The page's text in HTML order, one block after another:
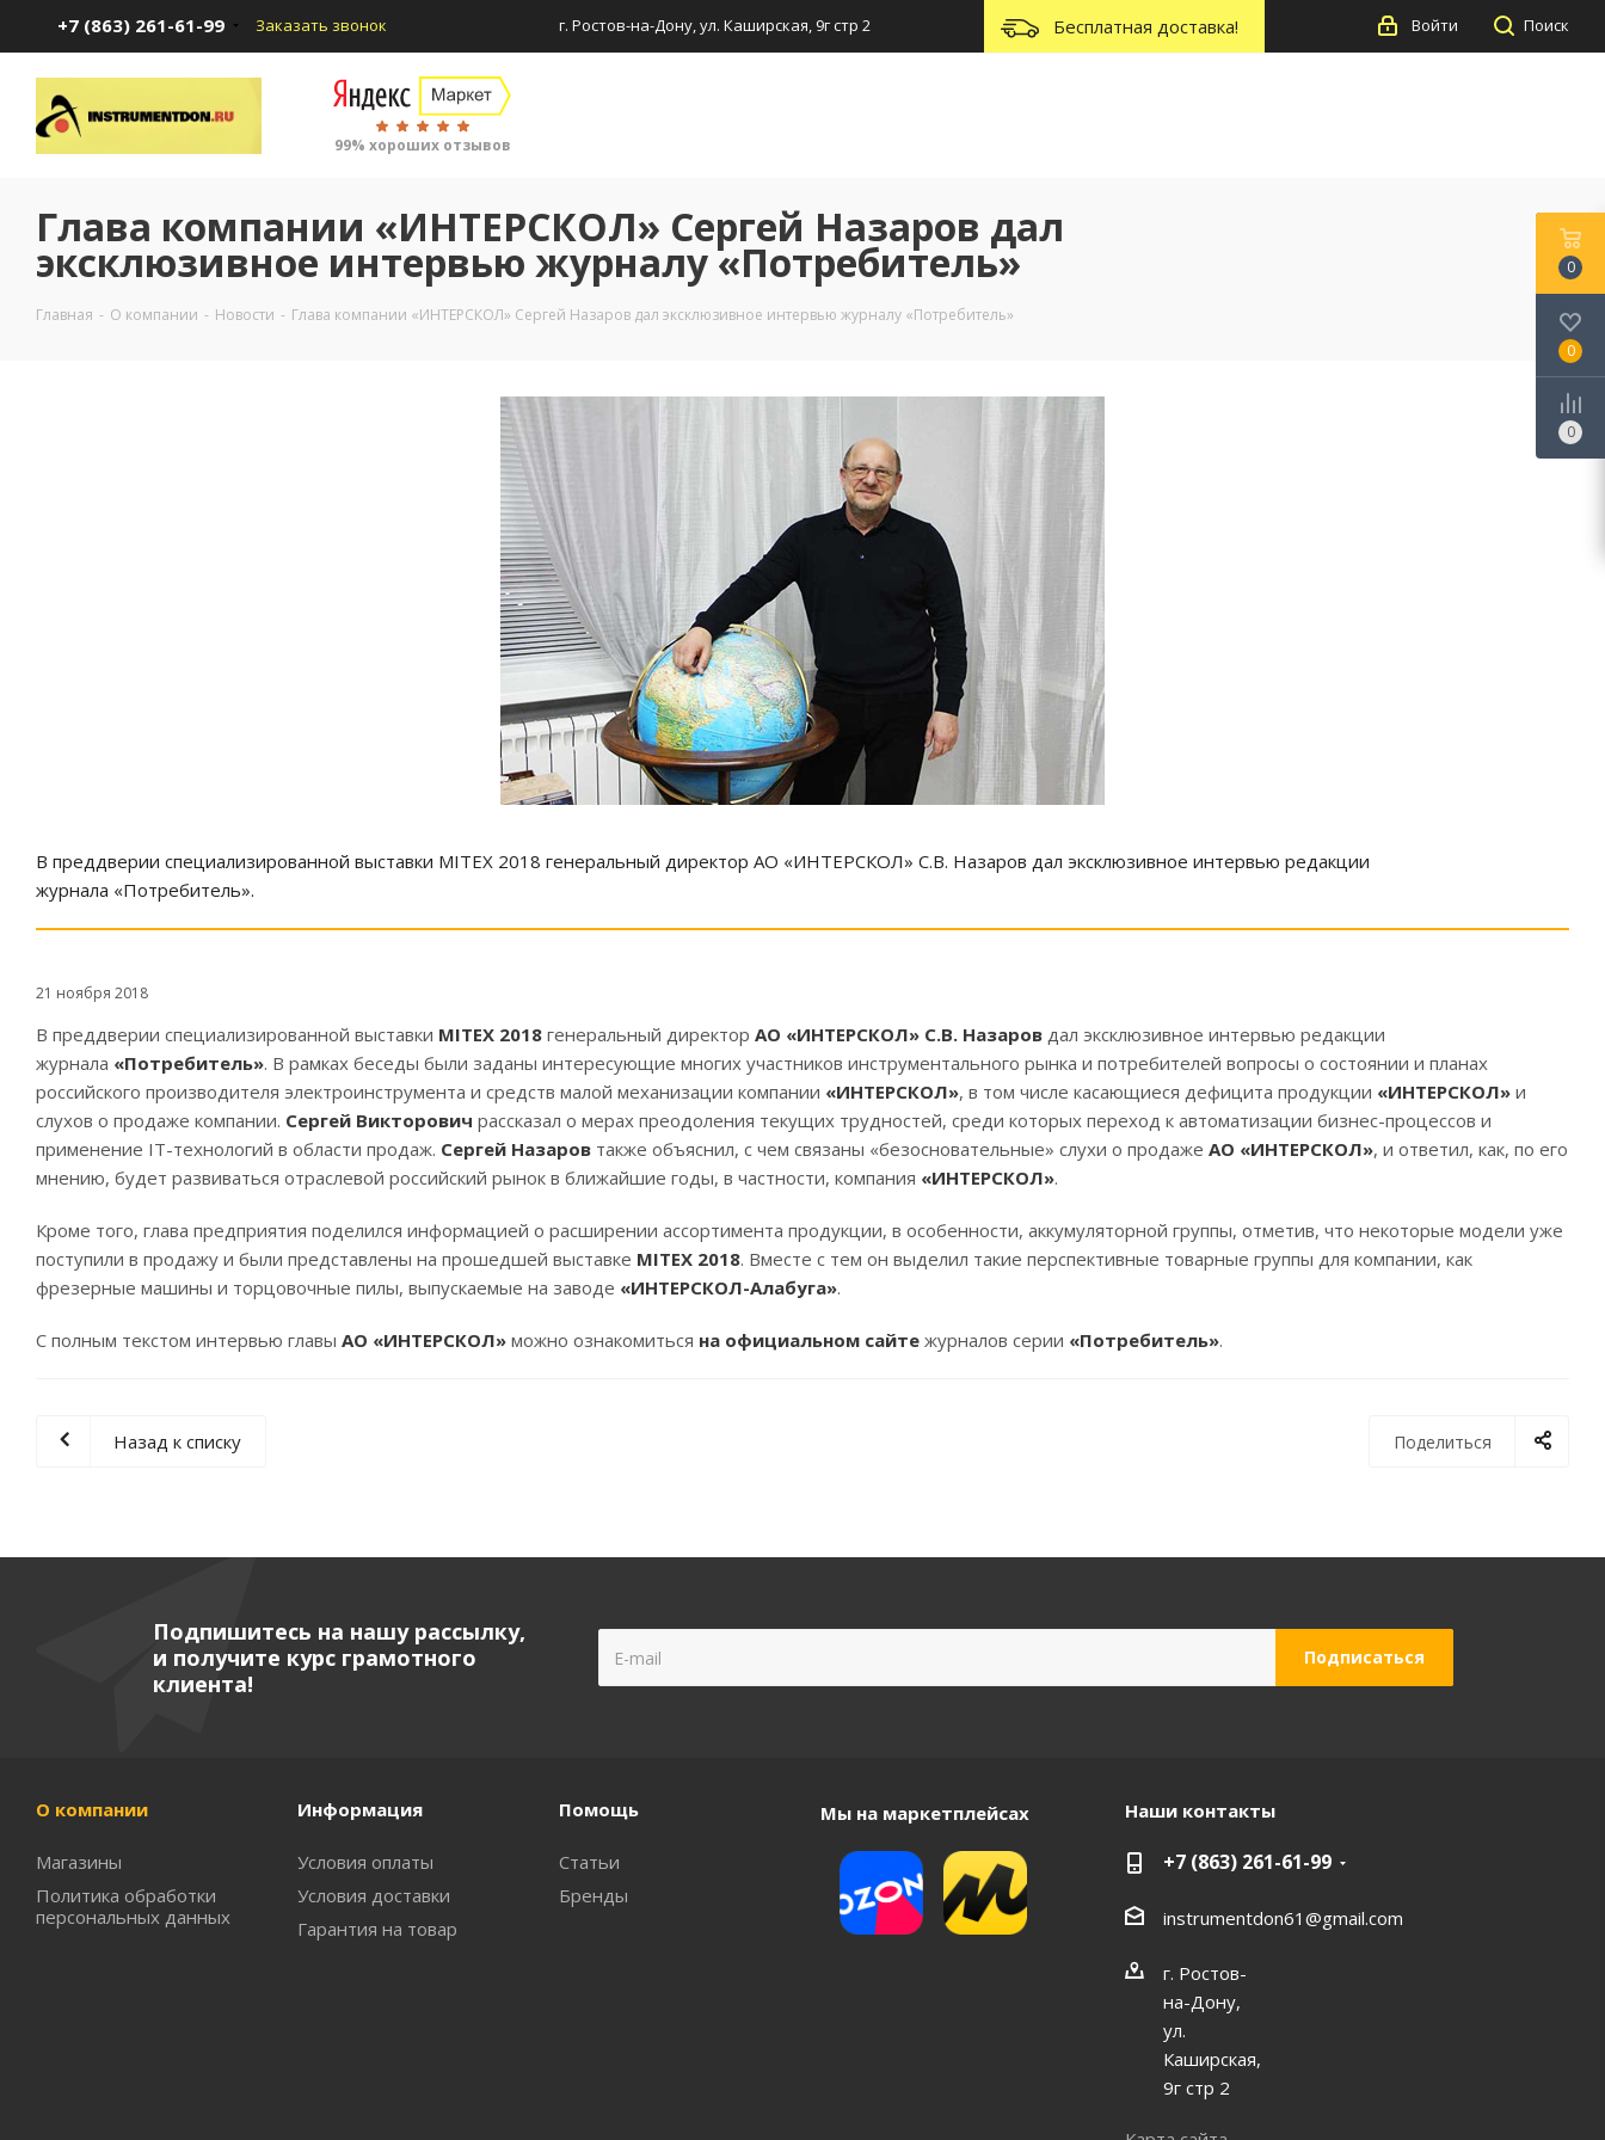
+7 (863) 261-61-99 Заказать звонок г. Ростов-на-Дону, ул. Каширская, 9г стр 2 Бесплатная доставка! Поиск
Войти
99% хороших отзывов
Глава компании «ИНТЕРСКОЛ» Сергей Назаров дал
эксклюзивное интервью журналу «Потребитель»
Главная - О компании - Новости - Глава компании «ИНТЕРСКОЛ» Сергей Назаров дал эксклюзивное интервью журналу «Потребитель»
В преддверии специализированной выставки MITEX 2018 генеральный директор АО «ИНТЕРСКОЛ» С.В. Назаров дал эксклюзивное интервью редакции
журнала «Потребитель».
21 ноября 2018
В преддверии специализированной выставки MITEX 2018 генеральный директор АО «ИНТЕРСКОЛ» С.В. Назаров дал эксклюзивное интервью редакции
журнала «Потребитель». В рамках беседы были заданы интересующие многих участников инструментального рынка и потребителей вопросы о состоянии и планах
российского производителя электроинструмента и средств малой механизации компании «ИНТЕРСКОЛ», в том числе касающиеся дефицита продукции «ИНТЕРСКОЛ» и
слухов о продаже компании. Сергей Викторович рассказал о мерах преодоления текущих трудностей, среди которых переход к автоматизации бизнес-процессов и
применение IT-технологий в области продаж. Сергей Назаров также объяснил, с чем связаны «безосновательные» слухи о продаже АО «ИНТЕРСКОЛ», и ответил, как, по его
мнению, будет развиваться отраслевой российский рынок в ближайшие годы, в частности, компания «ИНТЕРСКОЛ».
Кроме того, глава предприятия поделился информацией о расширении ассортимента продукции, в особенности, аккумуляторной группы, отметив, что некоторые модели уже
поступили в продажу и были представлены на прошедшей выставке MITEX 2018. Вместе с тем он выделил такие перспективные товарные группы для компании, как
фрезерные машины и торцовочные пилы, выпускаемые на заводе «ИНТЕРСКОЛ-Алабуга».
С полным текстом интервью главы АО «ИНТЕРСКОЛ» можно ознакомиться на официальном сайте журналов серии «Потребитель».
Поделиться
Назад к списку
Подпишитесь на нашу рассылку,
и получите курс грамотного
клиента!
О компании
Магазины
Политика обработки
персональных данных
Информация
Условия оплаты
Условия доставки
Гарантия на товар
Помощь
Статьи
Бренды
Мы на маркетплейсах Наши контакты
+7 (863) 261-61-99
instrumentdon61@gmail.com
г. Ростов-
на-Дону,
ул.
Каширская,
9г стр 2
0
0
0